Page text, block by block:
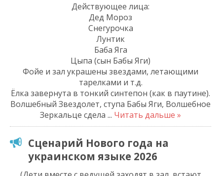
Действующее лица:
Дед Мороз
Снегурочка
Лунтик
Баба Яга
Цыпа (сын Бабы Яги)
Фойе и зал украшены звездами, летающими
тарелками и т.д.
Ёлка завернута в тонкий синтепон (как в паутине).
Волшебный Звездолет, ступа Бабы Яги, Волшебное
Зеркальце сдела ... Читать дальше »
Сценарий Нового года на
украинском языке 2026